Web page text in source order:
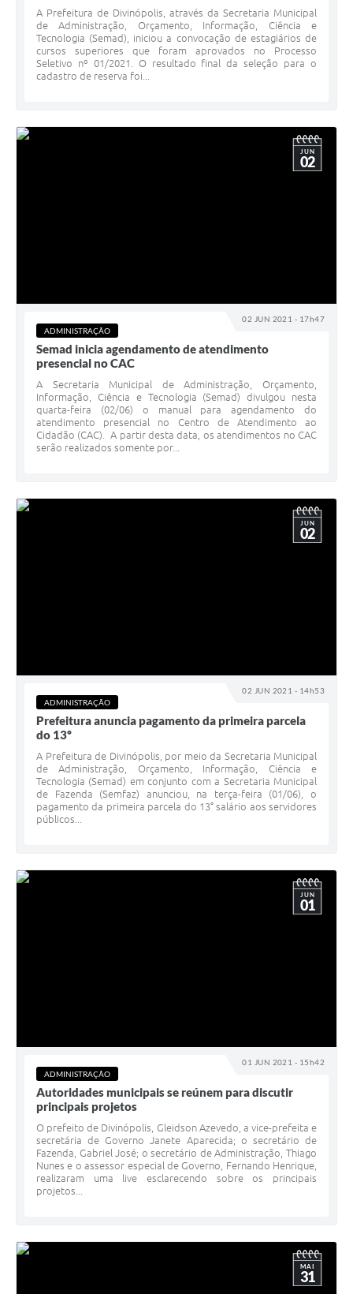
A Prefeitura de Divinópolis, através da Secretaria Municipal
de Administração, Orçamento, Informação, Ciência e
Tecnologia (Semad), iniciou a convocação de estagiários de
cursos superiores que foram aprovados no Processo
Seletivo nº 01/2021. O resultado final da seleção para o
cadastro de reserva foi...
02 JUN 2021 - 17h47
JUN
02
ADMINISTRAÇÃO
Semad inicia agendamento de atendimento
presencial no CAC
A Secretaria Municipal de Administração, Orçamento,
Informação, Ciência e Tecnologia (Semad) divulgou nesta
quarta-feira (02/06) o manual para agendamento do
atendimento presencial no Centro de Atendimento ao
Cidadão (CAC). A partir desta data, os atendimentos no CAC
serão realizados somente por...
02 JUN 2021 - 14h53
JUN
02
ADMINISTRAÇÃO
Prefeitura anuncia pagamento da primeira parcela
do 13º
A Prefeitura de Divinópolis, por meio da Secretaria Municipal
de Administração, Orçamento, Informação, Ciência e
Tecnologia (Semad) em conjunto com a Secretaria Municipal
de Fazenda (Semfaz) anunciou, na terça-feira (01/06), o
pagamento da primeira parcela do 13° salário aos servidores
públicos...
01 JUN 2021 - 15h42
JUN
01
ADMINISTRAÇÃO
Autoridades municipais se reúnem para discutir
principais projetos
O prefeito de Divinópolis, Gleidson Azevedo, a vice-prefeita e
secretária de Governo Janete Aparecida; o secretário de
Fazenda, Gabriel José; o secretário de Administração, Thiago
Nunes e o assessor especial de Governo, Fernando Henrique,
realizaram uma live esclarecendo sobre os principais
projetos...
MAI
31